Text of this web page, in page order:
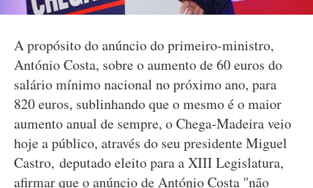
A propósito do anúncio do primeiro-ministro,
António Costa, sobre o aumento de 60 euros do
salário mínimo nacional no próximo ano, para
820 euros, sublinhando que o mesmo é o maior
aumento anual de sempre, o Chega-Madeira veio
hoje a público, através do seu presidente Miguel
Castro, deputado eleito para a XIII Legislatura,
afirmar que o anúncio de António Costa "não